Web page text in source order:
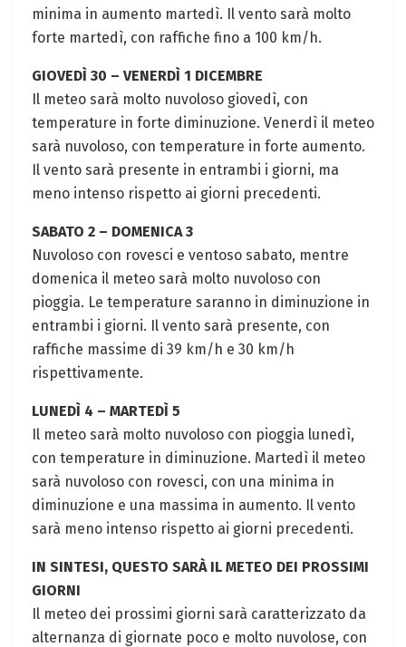
minima in aumento martedì. Il vento sarà molto
forte martedì, con raffiche fino a 100 km/h.
GIOVEDÌ 30 – VENERDÌ 1 DICEMBRE
Il meteo sarà molto nuvoloso giovedì, con
temperature in forte diminuzione. Venerdì il meteo
sarà nuvoloso, con temperature in forte aumento.
Il vento sarà presente in entrambi i giorni, ma
meno intenso rispetto ai giorni precedenti.
SABATO 2 – DOMENICA 3
Nuvoloso con rovesci e ventoso sabato, mentre
domenica il meteo sarà molto nuvoloso con
pioggia. Le temperature saranno in diminuzione in
entrambi i giorni. Il vento sarà presente, con
raffiche massime di 39 km/h e 30 km/h
rispettivamente.
LUNEDÌ 4 – MARTEDÌ 5
Il meteo sarà molto nuvoloso con pioggia lunedì,
con temperature in diminuzione. Martedì il meteo
sarà nuvoloso con rovesci, con una minima in
diminuzione e una massima in aumento. Il vento
sarà meno intenso rispetto ai giorni precedenti.
IN SINTESI, QUESTO SARÀ IL METEO DEI PROSSIMI
GIORNI
Il meteo dei prossimi giorni sarà caratterizzato da
alternanza di giornate poco e molto nuvolose, con